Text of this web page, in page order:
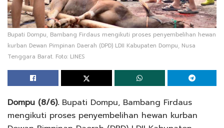
Bupati Dompu, Bambang Firdaus mengikuti proses penyembelihan hewan
kurban Dewan Pimpinan Daerah (DPD) LDII Kabupaten Dompu, Nusa
Tenggara Barat. Foto: LINES
Dompu (8/6).Bupati Dompu, Bambang Firdaus
mengikuti proses penyembelihan hewan kurban